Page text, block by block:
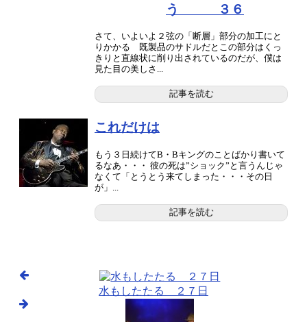
う ３６
さて、いよいよ２弦の「断層」部分の加工にと
りかかる 既製品のサドルだとこの部分はくっ
きりと直線状に削り出されているのだが、僕は
見た目の美しさ...
記事を読む
これだけは
もう３日続けてB・Bキングのことばかり書いて
るなあ・・・ 彼の死は”ショック”と言うんじゃ
なくて「とうとう来てしまった・・・その日
が」...
記事を読む
水もしたたる ２７日